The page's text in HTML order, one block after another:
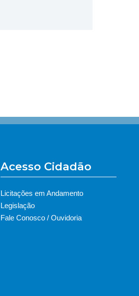
Acesso Cidadão
Licitações em Andamento
Legislação
Fale Conosco / Ouvidoria